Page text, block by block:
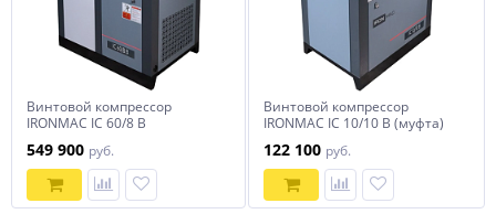
Винтовой компрессор
IRONMAC IC 60/8 B
549 900 руб.
Винтовой компрессор
IRONMAC IC 10/10 B (муфта)
122 100 руб.